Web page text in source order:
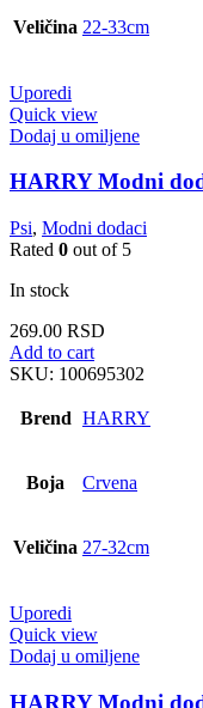
Veličina 22-33cm
Uporedi
Quick view
Dodaj u omiljene
HARRY Modni
Psi, Modni dodaci
Rated 0 out of 5
In stock
269.00 RSD
Add to cart
SKU: 100695302
Brend HARRY
Boja Crvena
Veličina 27-32cm
Uporedi
Quick view
Dodaj u omiljene
HARRY Modni